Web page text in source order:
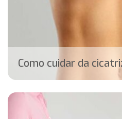
Como cuidar da